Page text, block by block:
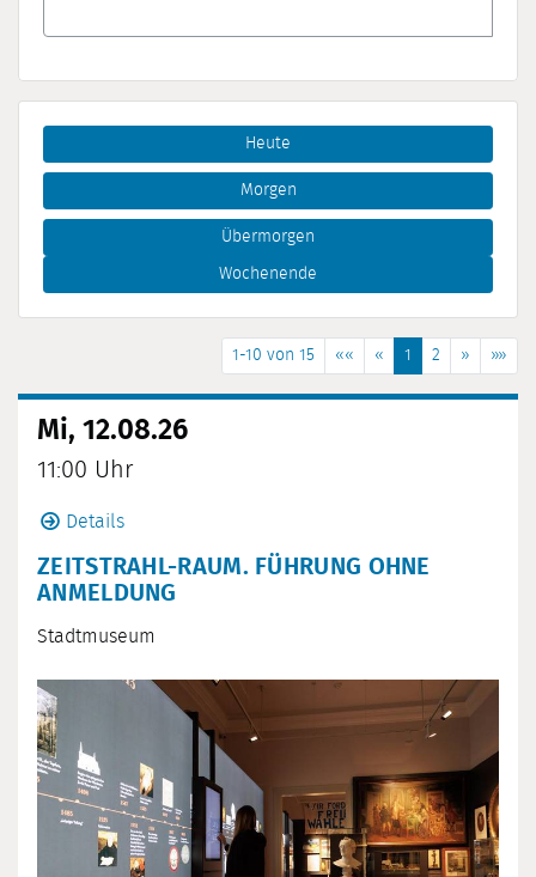
Heute
Morgen
Übermorgen
Wochenende
1-10 von 15 «« « 1 2 » »»
Mi, 12.08.26
11:00 Uhr
Details
ZEITSTRAHL-RAUM. FÜHRUNG OHNE
ANMELDUNG
Stadtmuseum